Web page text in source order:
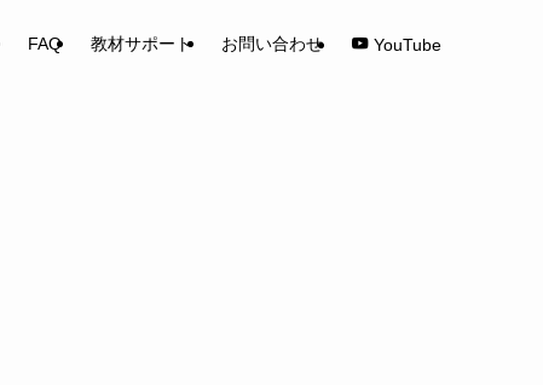
FAQ 教材サポート お問い合わせ YouTube